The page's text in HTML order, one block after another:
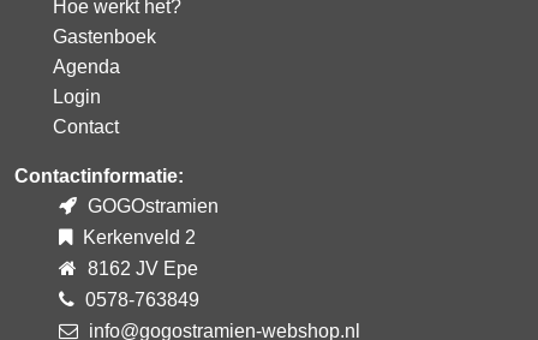
Hoe werkt het?
Gastenboek
Agenda
Login
Contact
Contactinformatie:
GOGOstramien
Kerkenveld 2
8162 JV Epe
0578-763849
info@gogostramien-webshop.nl